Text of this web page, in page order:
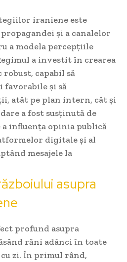
iraniene este
și a canalelor
a modela percepțiile
a investit în crearea
capabil să
favorabile și să
atât pe plan intern, cât și
a fost susținută de
influența opinia publică
digitale și al
mesajele la
asupra
profund asupra
răni adânci în toate
zi. În primul rând,